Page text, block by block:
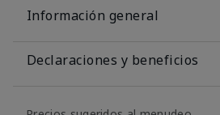
Información general
Declaraciones y beneficios